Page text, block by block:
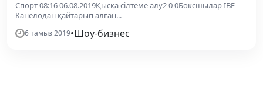
Спорт 08:16 06.08.2019Қысқа сілтеме алу2 0 0Боксшылар IBF
Канелодан қайтарып алған...
6 тамыз 2019•Шоу-бизнес